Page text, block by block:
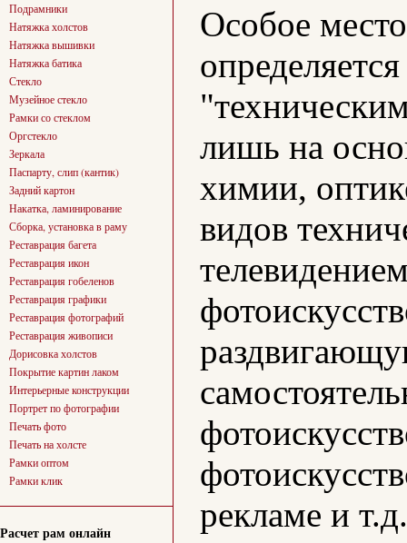
Подрамники
Натяжка холстов
Натяжка вышивки
Натяжка батика
Стекло
Музейное стекло
Рамки со стеклом
Оргстекло
Зеркала
Паспарту, слип (кантик)
Задний картон
Накатка, ламинирование
Сборка, установка в раму
Реставрация багета
Реставрация икон
Реставрация гобеленов
Реставрация графики
Реставрация фотографий
Реставрация живописи
Дорисовка холстов
Покрытие картин лаком
Интерьерные конструкции
Портрет по фотографии
Печать фото
Печать на холсте
Рамки оптом
Рамки клик
Расчет рам онлайн
Особое
лишь на
химии,
видов
рекламе и